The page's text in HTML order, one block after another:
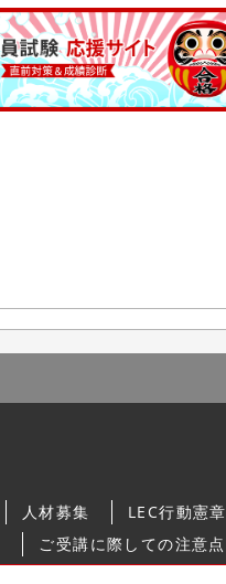
人材募集 LEC行動憲章
ご受講に際しての注意点